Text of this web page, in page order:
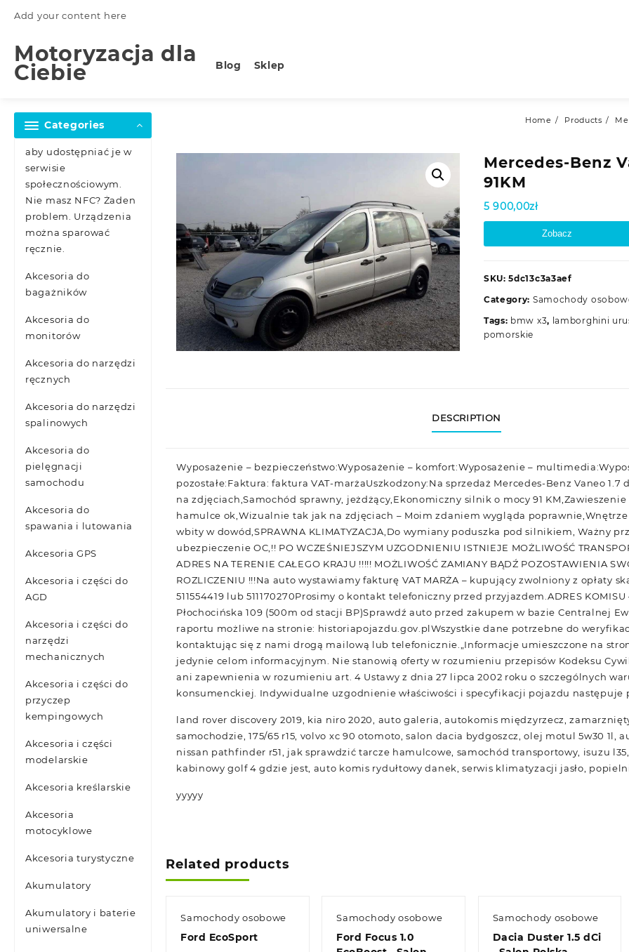
Add your content here
Motoryzacja dla
Ciebie Blog Sklep
Categories
aby udostępniać je w
serwisie
społecznościowym.
Nie masz NFC? Żaden
problem. Urządzenia
można sparować
ręcznie.
Akcesoria do
bagażników
Akcesoria do
monitorów
Akcesoria do narzędzi
ręcznych
Akcesoria do narzędzi
spalinowych
Akcesoria do
pielęgnacji
samochodu
Akcesoria do
spawania i lutowania
Akcesoria GPS
Akcesoria i części do
AGD
Akcesoria i części do
narzędzi
mechanicznych
Akcesoria i części do
przyczep
kempingowych
Akcesoria i części
modelarskie
Akcesoria kreślarskie
Akcesoria
motocyklowe
Akcesoria turystyczne
Akumulatory
Akumulatory i baterie
uniwersalne
Home Products
Mercedes-Benz
91KM
5 900,00zł
Zobacz
SKU:5dc13c3a3aef
Category: Samochody
Tags: bmw x3, lamborghini
pomorskie
DESCRIPTION
Wyposażenie – bezpieczeństwo:Wyposażenie – komfort:Wyposażenie –
pozostałe:Faktura: faktura VAT-marżaUszkodzony:Na sprzedaż Mercedes-Benz Vaneo
na zdjęciach,Samochód sprawny, jeżdżący,Ekonomiczny silnik o mocy 91 KM,Zawieszenie
hamulce ok,Wizualnie tak jak na zdjęciach – Moim zdaniem wygląda poprawnie,Wnętrze
wbity w dowód,SPRAWNA KLIMATYZACJA,Do wymiany poduszka pod silnikiem, Ważny
ubezpieczenie OC,!! PO WCZEŚNIEJSZYM UZGODNIENIU ISTNIEJE MOŻLIWOŚĆ
ADRES NA TERENIE CAŁEGO KRAJU !!!!! MOŻLIWOŚĆ ZAMIANY BĄDŹ POZOSTAWIENIA
ROZLICZENIU !!!Na auto wystawiamy fakturę VAT MARŻA – kupujący zwolniony z opłaty
511554419 lub 511170270Prosimy o kontakt telefoniczny przed przyjazdem.ADRES KOMISU
Płochocińska 109 (500m od stacji BP)Sprawdź auto przed zakupem w bazie Centralnej
raportu możliwe na stronie: historiapojazdu.gov.plWszystkie dane potrzebne do
kontaktując się z nami drogą mailową lub telefonicznie.„Informacje umieszczone na
jedynie celom informacyjnym. Nie stanowią oferty w rozumieniu przepisów Kodeksu
ani zapewnienia w rozumieniu art. 4 Ustawy z dnia 27 lipca 2002 roku o szczególnych
konsumenckiej. Indywidualne uzgodnienie właściwości i specyfikacji pojazdu następuje
land rover discovery 2019, kia niro 2020, auto galeria, autokomis międzyrzecz,
samochodzie, 175/65 r15, volvo xc 90 otomoto, salon dacia bydgoszcz, olej motul 5w30 1l,
nissan pathfinder r51, jak sprawdzić tarcze hamulcowe, samochód transportowy, isuzu
kabinowy golf 4 gdzie jest, auto komis rydułtowy danek, serwis klimatyzacji jasło,
yyyyy
Related products
Samochody osobowe
Ford EcoSport
Samochody osobowe
Ford Focus 1.0
Samochody osobowe
Dacia Duster 1.5 dCi